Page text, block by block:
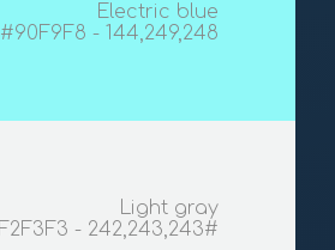
Electric blue
#90F9F8 - 144,249,248
Light gray
#F2F3F3 - 242,243,243